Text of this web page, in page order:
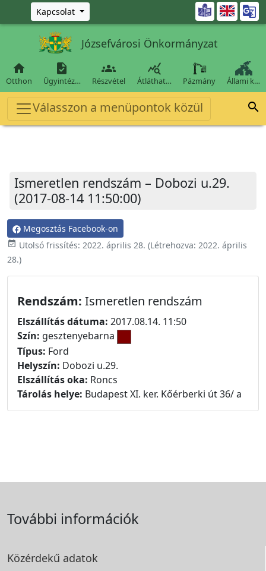
Ugrás a fő tartalomra
Kapcsolat 
Józsefvárosi Önkormányzat

Otthon

Ügyintéz…

Részvétel

Átláthat… Pázmány Állami k…
Válasszon a menüpontok közül 
Ismeretlen rendszám – Dobozi u.29.
(2017-08-14 11:50:00)
Megosztás Facebook-on
event_available Utolsó frissítés: 2022. április 28. (Létrehozva: 2022. április
28.)
Rendszám: Ismeretlen rendszám
Elszállítás dátuma: 2017.08.14. 11:50
Szín: gesztenyebarna
Típus: Ford
Helyszín: Dobozi u.29.
Elszállítás oka: Roncs
Tárolás helye: Budapest XI. ker. Kőérberki út 36/ a
További információk
Közérdekű adatok